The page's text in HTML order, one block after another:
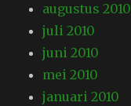
augustus 2010
juli 2010
juni 2010
mei 2010
januari 2010